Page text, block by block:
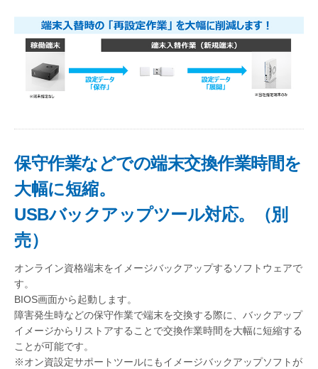
保守作業などでの端末交換作業時間を
大幅に短縮。
USBバックアップツール対応。（別
売）
オンライン資格端末をイメージバックアップするソフトウェアで
す。
BIOS画面から起動します。
障害発生時などの保守作業で端末を交換する際に、バックアップ
イメージからリストアすることで交換作業時間を大幅に短縮する
ことが可能です。
※オン資設定サポートツールにもイメージバックアップソフトが